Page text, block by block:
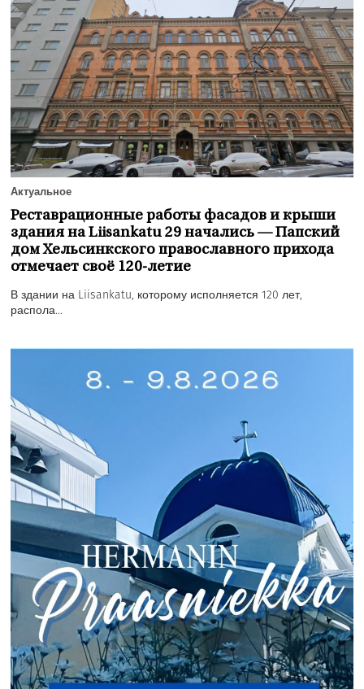
Актуальное
Реставрационные работы фасадов и крыши
здания на Liisankatu 29 начались — Папский
дом Хельсинкского православного прихода
отмечает своё 120-летие
В здании на Liisankatu, которому исполняется 120 лет,
распола...